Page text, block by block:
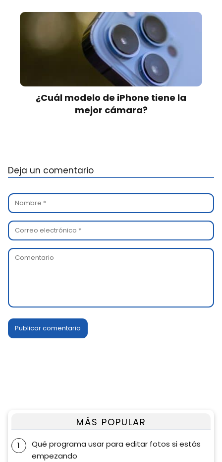
¿Cuál modelo de iPhone tiene la
mejor cámara?
Deja un comentario
MÁS POPULAR
Qué programa usar para editar fotos si estás
empezando